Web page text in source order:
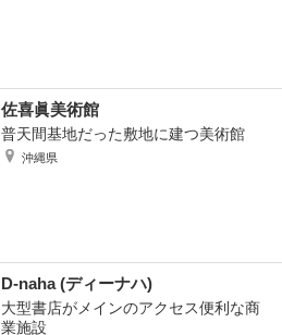
佐喜眞美術館
普天間基地だった敷地に建つ美術館
沖縄県
D-naha (ディーナハ)
大型書店がメインのアクセス便利な商
業施設